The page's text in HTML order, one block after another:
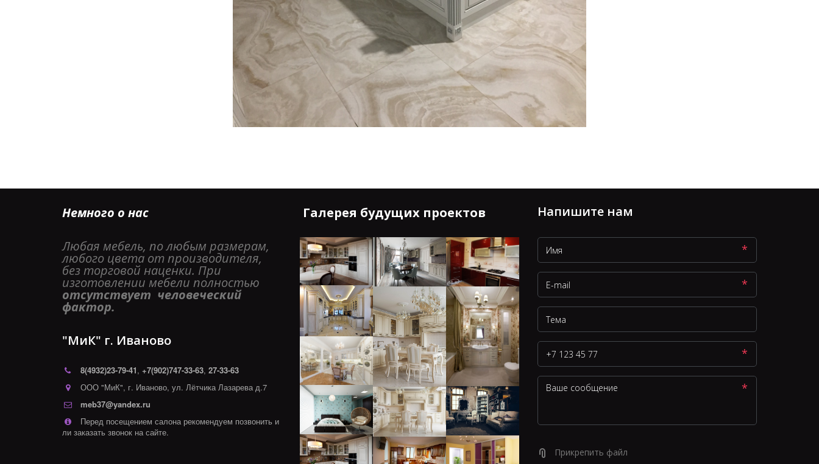
Немного о нас
Любая мебель, по любым размерам,
любого цвета от производителя,
без торговой наценки. При
отсутствует  человеческий
фактор.
"МиК" г. Иваново
8(4932)23-79-41, +7(902)747-33-63, 27-33-63
ООО "МиК", г. Иваново, ул. Лётчика Лазарева д.7
meb37@yandex.ru
Перед посещением салона рекомендуем позвонить и
ли заказать звонок на сайте.
Галерея будущих проектов Напишите нам
*
*
*
*
Прикрепить файл